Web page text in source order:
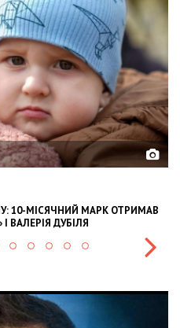
10-МІСЯЧНИЙ МАРК ОТРИМАВ
ВАЛЕРІЯ ДУБІЛЯ